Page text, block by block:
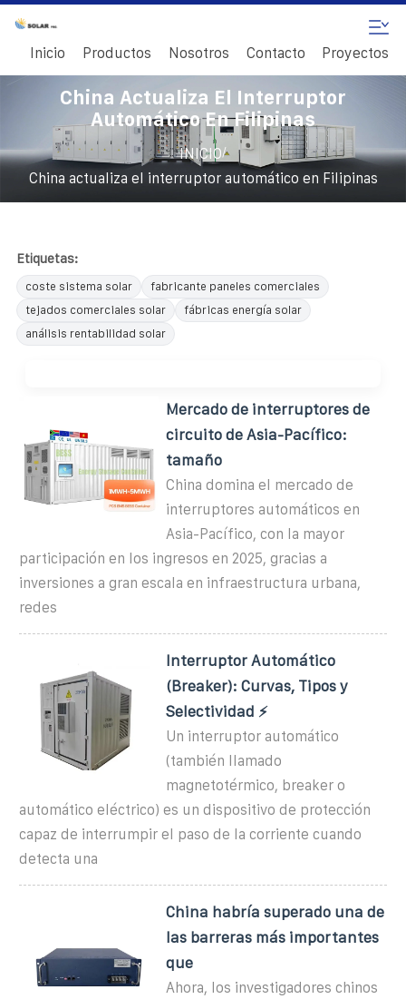
Inicio Productos Nosotros Contacto Proyectos
China Actualiza El Interruptor
Automático En Filipinas
INICIO/
China actualiza el interruptor automático en Filipinas
Etiquetas:
coste sistema solar
fabricante paneles comerciales
tejados comerciales solar
fábricas energía solar
análisis rentabilidad solar
Mercado de interruptores de
circuito de Asia-Pacífico:
tamaño
China domina el mercado de
interruptores automáticos en
Asia-Pacífico, con la mayor
participación en los ingresos en 2025, gracias a
inversiones a gran escala en infraestructura urbana,
redes
Interruptor Automático
(Breaker): Curvas, Tipos y
Selectividad ⚡
Un interruptor automático
(también llamado
magnetotérmico, breaker o
automático eléctrico) es un dispositivo de protección
capaz de interrumpir el paso de la corriente cuando
detecta una
China habría superado una de
las barreras más importantes
que
Ahora, los investigadores chinos